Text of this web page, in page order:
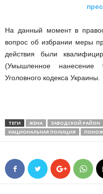
На данный момент в
вопрос об избрании меры
действия были
(Умышленное нанесение
Уголовного кодекса Украины.
ТЕГИ ЖЕНА ЗАВОДСКОЙ РАЙОН
НАЦИОНАЛЬНАЯ ПОЛИЦИЯ